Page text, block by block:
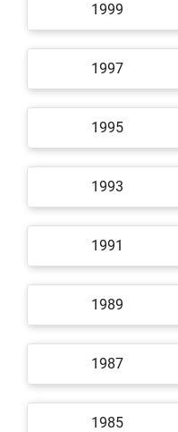
1999
1997
1995
1993
1991
1989
1987
1985